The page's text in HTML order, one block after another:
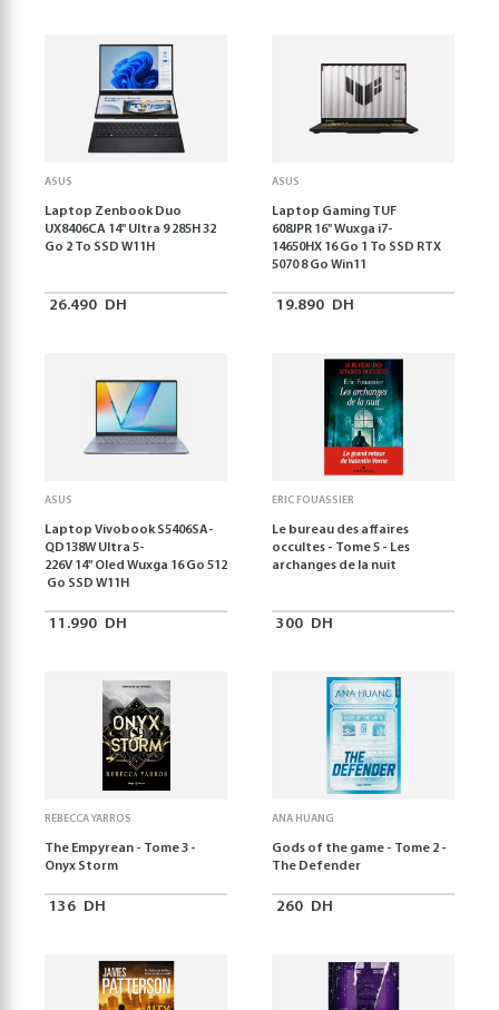
ASUS
Laptop Zenbook Duo
UX8406CA 14'' Ultra 9 285H 32
Go 2 To SSD W11H
26.490 DH
ASUS
Laptop Gaming TUF
608JPR 16'' Wuxga i7-
14650HX 16 Go 1 To SSD RTX
5070 8 Go Win11
19.890 DH
ASUS
Laptop Vivobook S5406SA-
QD138W Ultra 5-
226V 14" Oled Wuxga 16 Go 512
Go SSD W11H
11.990 DH
ERIC FOUASSIER
Le bureau des affaires
occultes - Tome 5 - Les
archanges de la nuit
300 DH
REBECCA YARROS
The Empyrean - Tome 3 -
Onyx Storm
136 DH
ANA HUANG
Gods of the game - Tome 2 -
The Defender
260 DH